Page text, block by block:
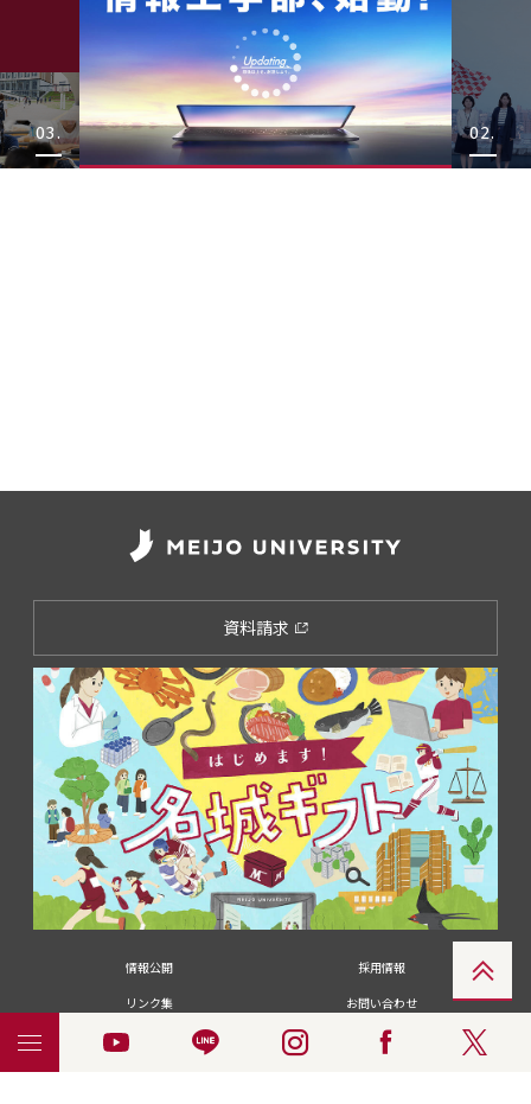
資料請求
情報公開
採用情報
リンク集
お問い合わせ
メディアの皆さま
卒業生の皆さま